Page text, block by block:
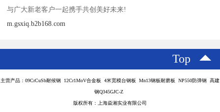
与广大新老客户一起携手共创美好未来!
m.gsxiq.b2b168.com
Top
主营产品：09CrCuSb耐候钢 12Cr1MoV合金板 4米宽模台钢板 Mn13钢板耐磨板 NP550防弹钢 高建
钢Q345GJC-Z
版权所有：上海焱湘实业有限公司